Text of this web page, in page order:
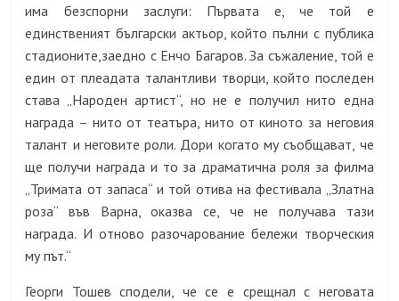
има безспорни заслуги: Първата е, че той е
единственият български актьор, който пълни с публика
стадионите,заедно с Енчо Багаров. За съжаление, той е
един от плеадата талантливи творци, който последен
става „Народен артист“, но не е получил нито една
награда – нито от театъра, нито от киното за неговия
талант и неговите роли. Дори когато му съобщават, че
ще получи награда и то за драматична роля за филма
„Тримата от запаса“ и той отива на фестивала „Златна
роза“ във Варна, оказва се, че не получава тази
награда. И отново разочарование бележи творческия
му път.“
Георги Тошев сподели, че се е срещнал с неговата